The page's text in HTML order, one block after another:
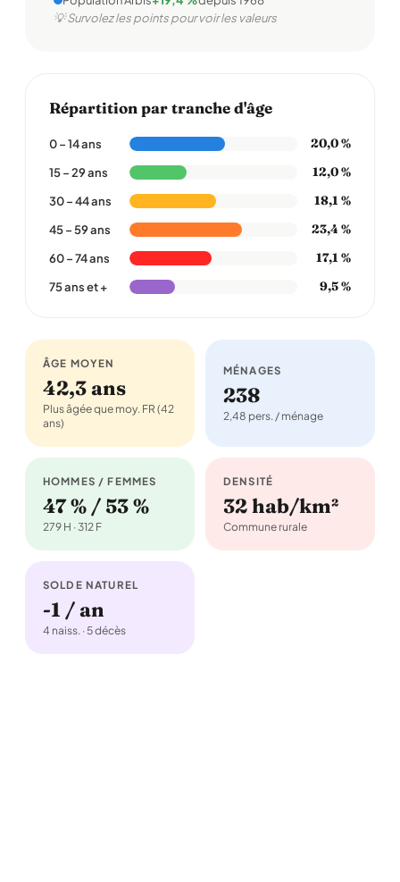
💡 Survolez les points pour voir les valeurs
Répartition par tranche d'âge
0 – 14 ans 20,0 %
15 – 29 ans 12,0 %
30 – 44 ans 18,1 %
45 – 59 ans 23,4 %
60 – 74 ans 17,1 %
75 ans et + 9,5 %
ÂGE MOYEN
42,3 ans
Plus âgée que moy. FR (42
ans)
MÉNAGES
238
2,48 pers. / ménage
HOMMES / FEMMES
47 % / 53 %
279 H · 312 F
DENSITÉ
32 hab/km²
Commune rurale
SOLDE NATUREL
-1 / an
4 naiss. · 5 décès